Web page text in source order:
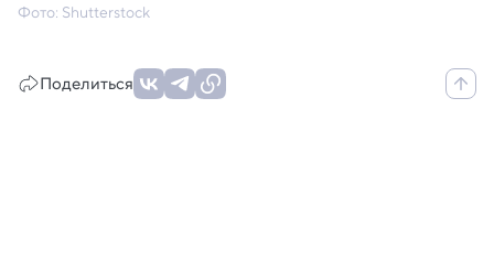
Фото: Shutterstock
Поделиться